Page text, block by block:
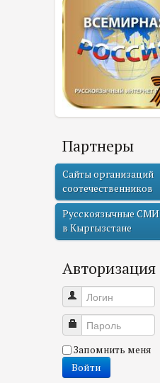
Партнеры
Сайты организаций
соотечественников
Русскоязычные СМИ
в Кыргызстане
Авторизация
Логин
Пароль
Запомнить меня
Войти